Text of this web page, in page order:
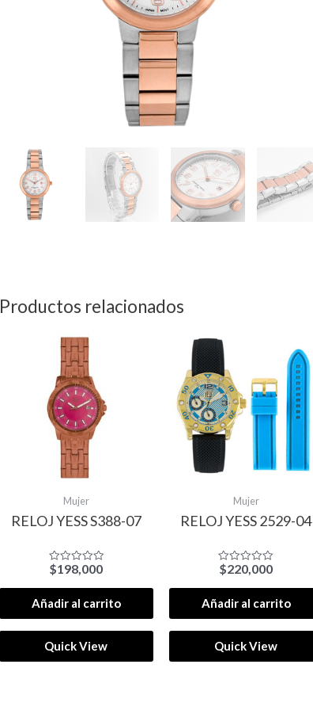
Productos relacionados
Mujer
RELOJ YESS S388-07
Valorado
0
de
5
$198,000
Añadir al carrito
Quick View
Mujer
RELOJ YESS 2529-04
Valorado
0
de
5
$220,000
Añadir al carrito
Quick View